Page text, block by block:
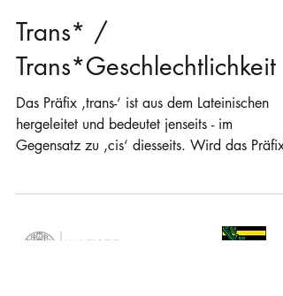
Trans* /
Trans*Geschlechtlichkeit
Das Präfix ‚trans-‘ ist aus dem Lateinischen
hergeleitet und bedeutet jenseits - im
Gegensatz zu ‚cis‘ diesseits. Wird das Präfix